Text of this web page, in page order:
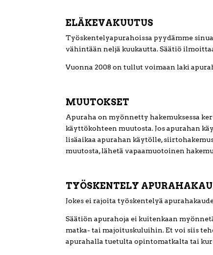
ELÄKEVAKUUTUS
Työskentelyapurahoissa pyydämme
vähintään neljä kuukautta. Säätiö
Vuonna 2008 on tullut voimaan laki
MUUTOKSET
Apuraha on myönnetty hakemuksessa
käyttökohteen muutosta. Jos apurahan
lisäaikaa apurahan käytölle,
muutosta, lähetä vapaamuotoinen
TYÖSKENTELY
Jokes ei rajoita työskentelyä
Säätiön apurahoja ei kuitenkaan
matka- tai majoituskuluihin. Et voi siis
apurahalla tuetulta opintomatkalta tai